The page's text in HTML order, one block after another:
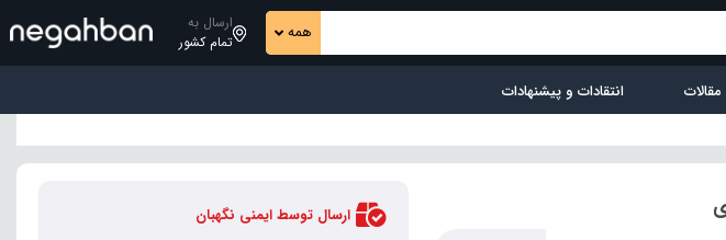
همه
ارسال به
تمام کشور
مقالات انتقادات و پیشنهادات
ارسال توسط ایمنی نگهبان